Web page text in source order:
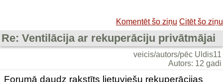
Komentēt šo ziņu Citēt šo ziņu
Re: Ventilācija ar rekuperāciju privātmājai
veicis/autors/pēc Uldis11
Autors: 12 gadi
Forumā daudz rakstīts lietuviešu rekuperācijas